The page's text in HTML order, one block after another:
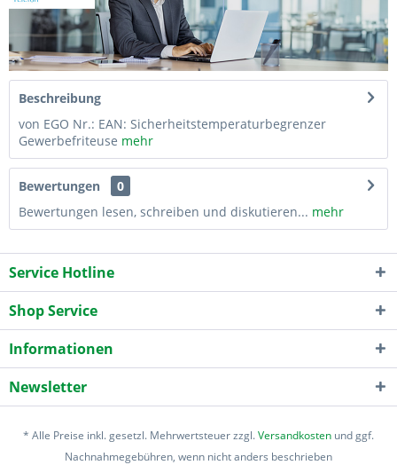
Beschreibung
von EGO Nr.: EAN: Sicherheitstemperaturbegrenzer
Gewerbefriteuse mehr
Bewertungen
0
Bewertungen lesen, schreiben und diskutieren... mehr
Service Hotline
Shop Service
Informationen
Newsletter
* Alle Preise inkl. gesetzl. Mehrwertsteuer zzgl.Versandkosten und ggf.
Nachnahmegebühren, wenn nicht anders beschrieben